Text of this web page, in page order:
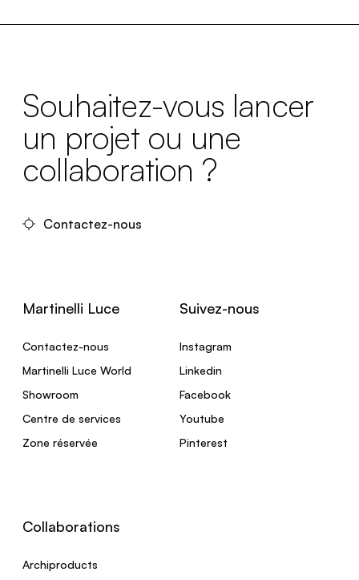
Souhaitez-vous lancer
un projet ou une
collaboration ?
Contactez-nous
Martinelli Luce
Contactez-nous
Martinelli Luce World
Showroom
Centre de services
Zone réservée
Suivez-nous
Instagram
Linkedin
Facebook
Youtube
Pinterest
Collaborations
Archiproducts